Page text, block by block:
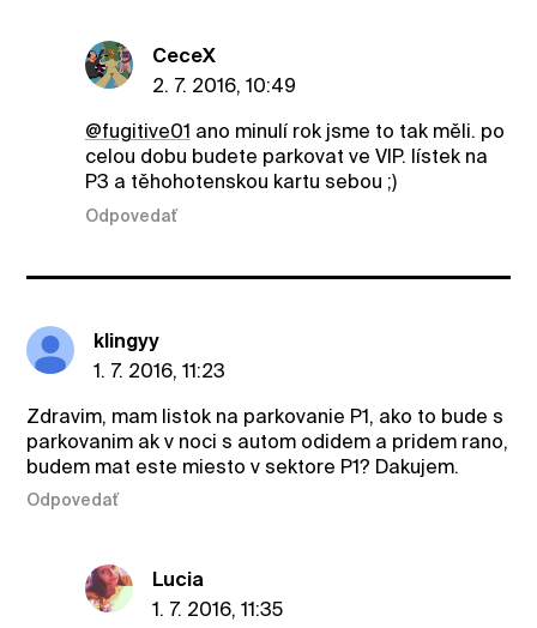
CeceX
2. 7. 2016, 10:49
@fugitive01 ano minulí rok jsme to tak měli. po
celou dobu budete parkovat ve VIP. lístek na
P3 a těhohotenskou kartu sebou ;)
Odpovedať
klingyy
1. 7. 2016, 11:23
Zdravim, mam listok na parkovanie P1, ako to bude s
parkovanim ak v noci s autom odidem a pridem rano,
budem mat este miesto v sektore P1? Dakujem.
Odpovedať
Lucia
1. 7. 2016, 11:35